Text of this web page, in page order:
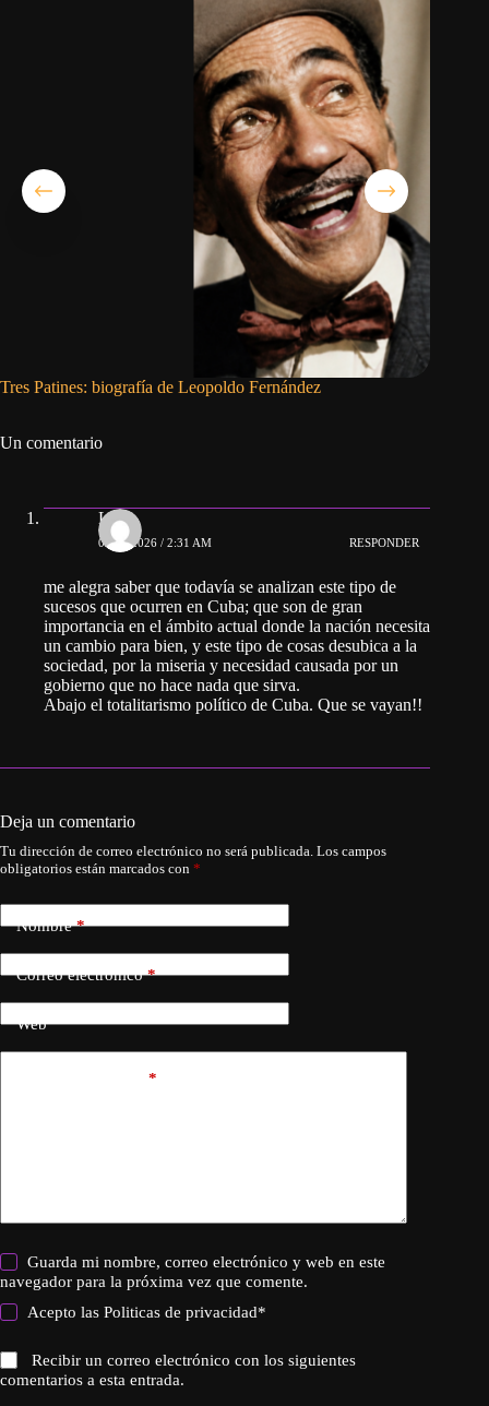
Tres Patines: biografía de Leopoldo Fernández
Un comentario
Luis
02/07/2026 / 2:31 AM RESPONDER
me alegra saber que todavía se analizan este tipo de
sucesos que ocurren en Cuba; que son de gran
importancia en el ámbito actual donde la nación necesita
un cambio para bien, y este tipo de cosas desubica a la
sociedad, por la miseria y necesidad causada por un
gobierno que no hace nada que sirva.
Abajo el totalitarismo político de Cuba. Que se vayan!!
Deja un comentario
Tu dirección de correo electrónico no será publicada. Los campos
obligatorios están marcados con *
Nombre*
Correo electrónico*
Web
*
Guarda mi nombre, correo electrónico y web en este
navegador para la próxima vez que comente.
Acepto lasPoliticas de privacidad*
Recibir un correo electrónico con los siguientes
comentarios a esta entrada.